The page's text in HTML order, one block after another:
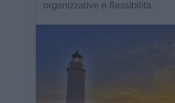
organizzative e flessibilità.